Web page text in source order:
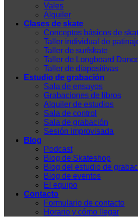
Vales
Alquiler
Clases de skate
Conceptos básicos de
Taller individual de
Taller de surfskate
Taller de Longboard
Taller de diapositivas
Estudio de grabación
Sala de ensayos
Grabaciones de libros
Alquiler de estudios
Sala de control
Sala de grabación
Sesión improvisada
Blog
Podcast
Blog de Skateshop
Blog del estudio de
Blog de eventos
El equipo
Contacto
Formulario de contacto
Horario y cómo llegar